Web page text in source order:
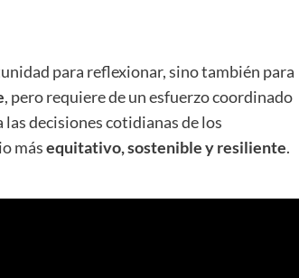
para reflexionar, sino también para
, pero requiere de un esfuerzo coordinado
decisiones cotidianas de los
másequitativo, sostenible y resiliente.